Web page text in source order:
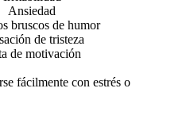
Ansiedad
bruscos de humor
de tristeza
de motivación
fácilmente con estrés o